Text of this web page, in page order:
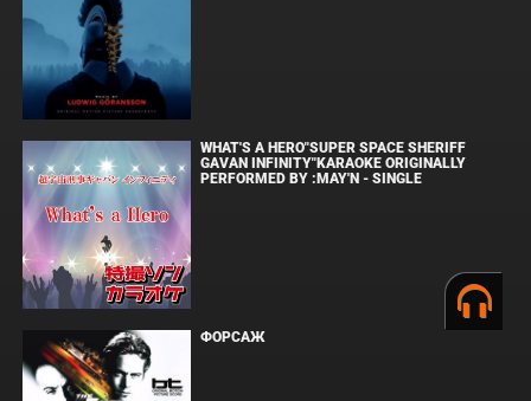
WHAT'S A HERO"SUPER SPACE SHERIFF
GAVAN INFINITY"KARAOKE ORIGINALLY
PERFORMED BY :MAY'N - SINGLE
ФОРСАЖ